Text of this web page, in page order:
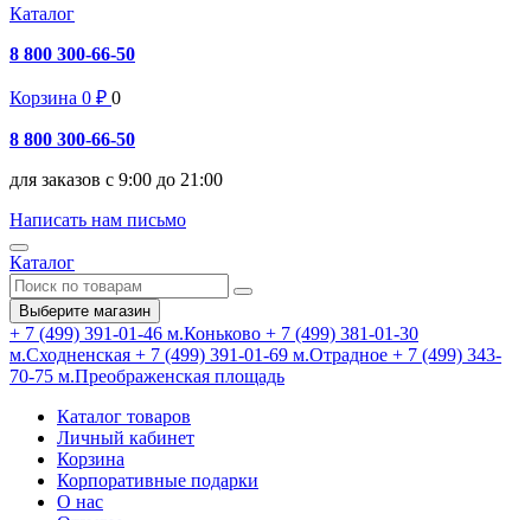
Каталог
8 800 300-66-50
Корзина 0 ₽ 0
8 800 300-66-50
для заказов с 9:00 до 21:00
Написать нам письмо
Каталог
Выберите магазин
+ 7 (499) 391-01-46 м.Коньково + 7 (499) 381-01-30
м.Сходненская + 7 (499) 391-01-69 м.Отрадное + 7 (499) 343-
70-75 м.Преображенская площадь
Каталог товаров
Личный кабинет
Корзина
Корпоративные подарки
О нас